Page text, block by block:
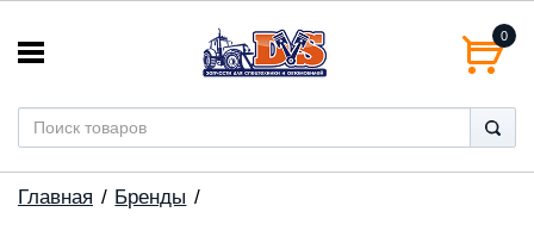
0
Главная Бренды